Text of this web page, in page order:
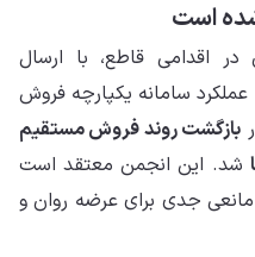
است
در اقدامی قاطع، با ارسال
سامانه یکپارچه فروش
بازگشت روند فروش مستقیم
شد. این انجمن معتقد است
مانعی جدی برای عرضه روان و